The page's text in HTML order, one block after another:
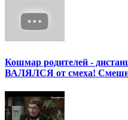
Кошмар родителей -
ВАЛЯЛСЯ от смеха!